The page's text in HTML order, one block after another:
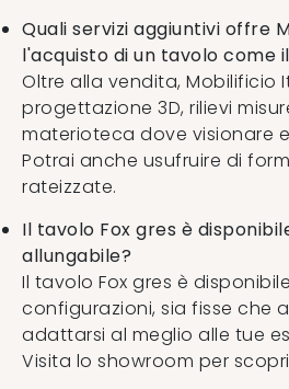
Quali servizi aggiuntivi offre
l'acquisto di un tavolo come
Oltre alla vendita, Mobilificio
progettazione 3D, rilievi
materioteca dove visionare
Potrai anche usufruire di
rateizzate.
Il tavolo Fox gres è
allungabile?
Il tavolo Fox gres è
configurazioni, sia fisse che
adattarsi al meglio alle tue
Visita lo showroom per